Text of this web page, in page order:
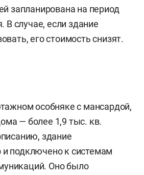
запланирована на период
В случае, если здание
его стоимость снизят.
особняке с мансардой,
— более 1,9 тыс. кв.
здание
подключено к системам
Оно было